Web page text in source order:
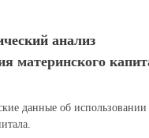
анализ
материнского
данные об использовании